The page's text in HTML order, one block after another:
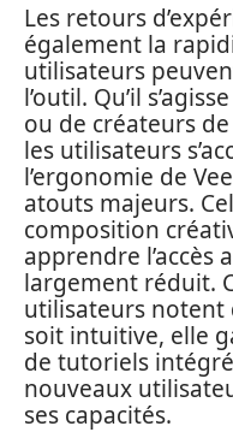
Les retours
également la
utilisateurs
l’outil. Qu’il
ou de créateurs
les utilisateurs
l’ergonomie de
atouts majeurs.
composition
apprendre l’accès
largement réduit.
utilisateurs notent
soit intuitive, elle
de tutoriels
nouveaux
ses capacités.